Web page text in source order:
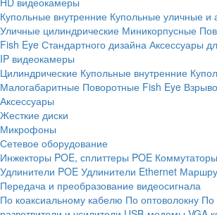
Купольные внутренние Купольные уличные и
Уличные цилиндрические Миникорпусные
Fish Eye Стандартного дизайна Аксессуары
IP видеокамеры
Цилиндрические Купольные внутренние
Малогабаритные Поворотные Fish Eye
Аксессуары
Жесткие диски
Микрофоны
Сетевое оборудование
Инжекторы POE, сплиттеры POE
Удлинители POE Удлинители Ethernet
Передача и преобразование видеосигнала
По коаксиальному кабелю По оптоволокну По